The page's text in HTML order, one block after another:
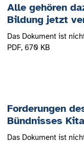
Alle gehören
Bildung jetzt
Das Dokument ist
PDF, 670 KB
Forderungen
Bündnisses
Das Dokument ist